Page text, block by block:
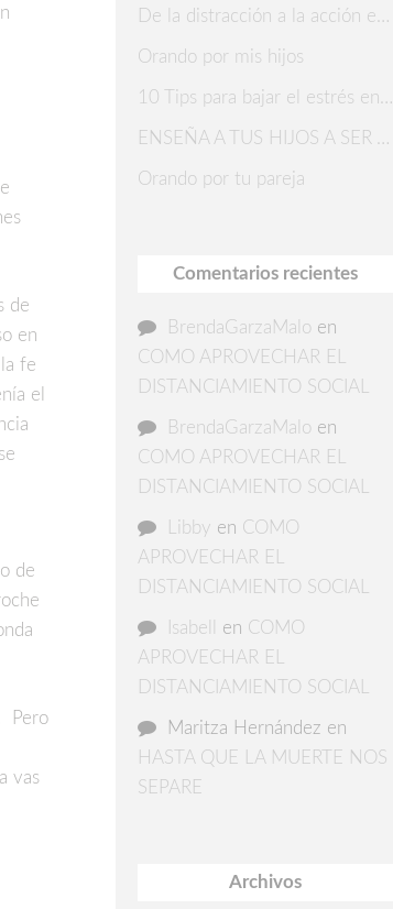
de
en
fe
el
de
Pero
vas
De la distracción a la acción en 7 pasos
Orando por mis hijos
10 Tips para bajar el estrés en Navidad
ENSEÑA A TUS HIJOS A SER AGRADECIDOS
Orando por tu pareja
Comentarios recientes
BrendaGarzaMalo en
COMO APROVECHAR EL
DISTANCIAMIENTO SOCIAL
BrendaGarzaMalo en
COMO APROVECHAR EL
DISTANCIAMIENTO SOCIAL
Libby en COMO
APROVECHAR EL
DISTANCIAMIENTO SOCIAL
Isabell en COMO
APROVECHAR EL
DISTANCIAMIENTO SOCIAL
Maritza Hernández en
HASTA QUE LA MUERTE NOS
SEPARE
Archivos